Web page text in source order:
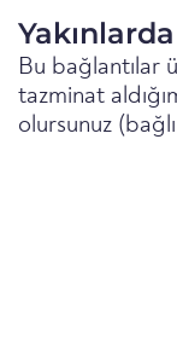
Bu bağlantılar
tazminat
olursunuz